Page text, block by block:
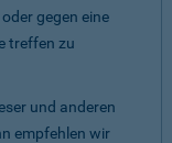
gegen eine
treffen zu
und anderen
empfehlen wir